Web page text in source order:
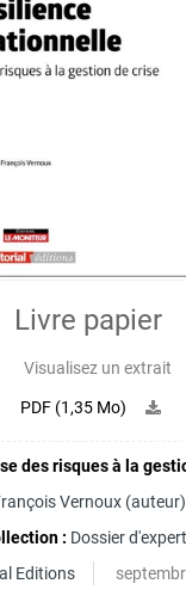
Livre papier
Visualisez un extrait
PDF (1,35 Mo)
des risques à la
Vernoux(auteur)
: Dossier
Editions